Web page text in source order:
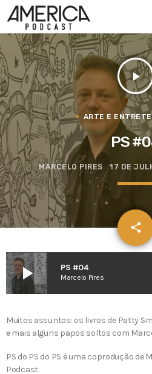
play_arrow
ARTE E
PS
MARCELO PIRES 17 DE
share
email
play_arrow PS #04
Marcelo Pires
Muitos assuntos: os livros de Patty
e mais alguns papos soltos com
PS do PS do PS é uma coprodução de
Podcast.